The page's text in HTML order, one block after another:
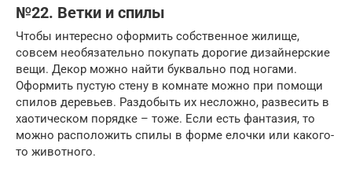
№22. Ветки и спилы
Чтобы интересно оформить собственное жилище,
совсем необязательно покупать дорогие дизайнерские
вещи. Декор можно найти буквально под ногами.
Оформить пустую стену в комнате можно при помощи
спилов деревьев. Раздобыть их несложно, развесить в
хаотическом порядке – тоже. Если есть фантазия, то
можно расположить спилы в форме елочки или какого-
то животного.